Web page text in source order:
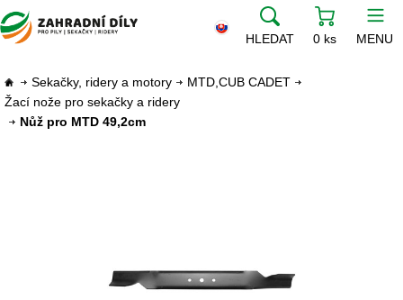
HLEDAT 0 ks MENU
Sekačky, ridery a motory
MTD,CUB CADET
Žací nože pro sekačky a ridery
Nůž pro MTD 49,2cm